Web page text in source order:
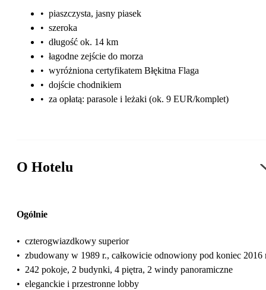
• piaszczysta, jasny piasek
• szeroka
• długość ok. 14 km
• łagodne zejście do morza
• wyróżniona certyfikatem Błękitna Flaga
• dojście chodnikiem
• za opłatą: parasole i leżaki (ok. 9 EUR/komplet)
O Hotelu
Ogólnie
• czterogwiazdkowy superior
• zbudowany w 1989 r., całkowicie odnowiony pod koniec 2016
• 242 pokoje, 2 budynki, 4 piętra, 2 windy panoramiczne
• eleganckie i przestronne lobby